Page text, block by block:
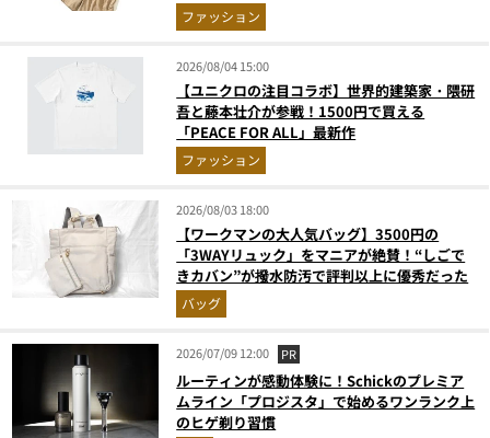
ファッション
2026/08/04 15:00
【ユニクロの注目コラボ】世界的建築家・隈研
吾と藤本壮介が参戦！1500円で買える
「PEACE FOR ALL」最新作
ファッション
2026/08/03 18:00
【ワークマンの大人気バッグ】3500円の
「3WAYリュック」をマニアが絶賛！“しごで
きカバン”が撥水防汚で評判以上に優秀だった
バッグ
2026/07/09 12:00 PR
ルーティンが感動体験に！Schickのプレミア
ムライン「プロジスタ」で始めるワンランク上
のヒゲ剃り習慣